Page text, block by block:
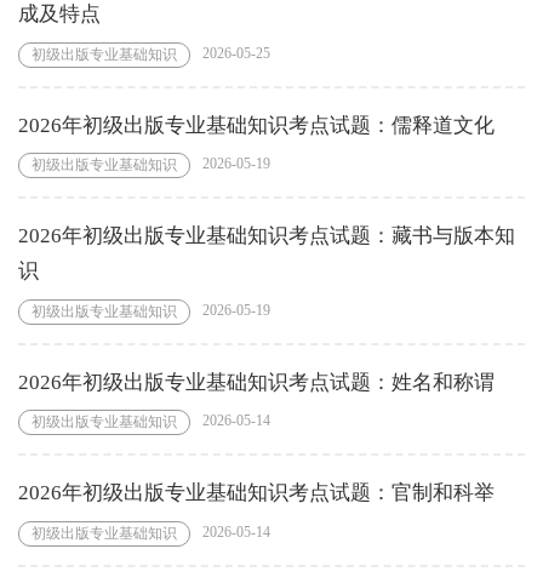
成及特点
初级出版专业基础知识 2026-05-25
2026年初级出版专业基础知识考点试题：儒释道文化
初级出版专业基础知识 2026-05-19
2026年初级出版专业基础知识考点试题：藏书与版本知
识
初级出版专业基础知识 2026-05-19
2026年初级出版专业基础知识考点试题：姓名和称谓
初级出版专业基础知识 2026-05-14
2026年初级出版专业基础知识考点试题：官制和科举
初级出版专业基础知识 2026-05-14